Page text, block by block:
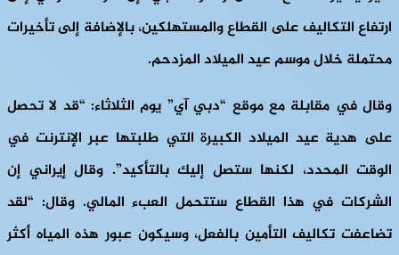
ارتفاع التكاليف على القطاع والمستهلكين، بالإضافة إلى تأخيرات
محتملة خلال موسم عيد الميلاد المزدحم.
وقال في مقابلة مع موقع “دبي آي” يوم الثلاثاء: “قد لا تحصل
على هدية عيد الميلاد الكبيرة التي طلبتها عبر الإنترنت في
الوقت المحدد، لكنها ستصل إليك بالتأكيد”. وقال إيراني إن
الشركات في هذا القطاع ستتحمل العبء المالي. وقال: “لقد
تضاعفت تكاليف التأمين بالفعل، وسيكون عبور هذه المياه أكثر